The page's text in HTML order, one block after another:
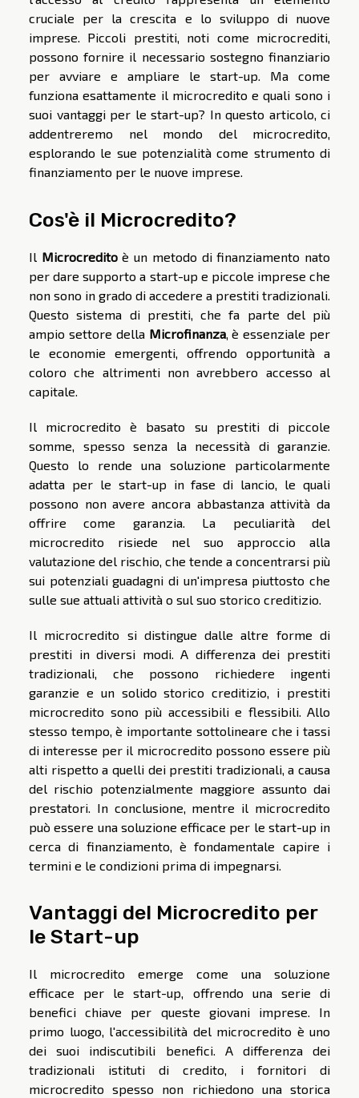
cruciale per la crescita e lo sviluppo di nuove
imprese. Piccoli prestiti, noti come microcrediti,
possono fornire il necessario sostegno finanziario
per avviare e ampliare le start-up. Ma come
funziona esattamente il microcredito e quali sono i
suoi vantaggi per le start-up? In questo articolo, ci
addentreremo nel mondo del microcredito,
esplorando le sue potenzialità come strumento di
finanziamento per le nuove imprese.
Cos'è il Microcredito?
Il Microcreditoè un metodo di finanziamento nato
per dare supporto a start-up e piccole imprese che
non sono in grado di accedere a prestiti tradizionali.
Questo sistema di prestiti, che fa parte del più
ampio settore della Microfinanza, è essenziale per
le economie emergenti, offrendo opportunità a
coloro che altrimenti non avrebbero accesso al
capitale.
Il microcredito è basato su prestiti di piccole
somme, spesso senza la necessità di garanzie.
Questo lo rende una soluzione particolarmente
adatta per le start-up in fase di lancio, le quali
possono non avere ancora abbastanza attività da
offrire come garanzia. La peculiarità del
microcredito risiede nel suo approccio alla
valutazione del rischio, che tende a concentrarsi più
sui potenziali guadagni di un'impresa piuttosto che
sulle sue attuali attività o sul suo storico creditizio.
Il microcredito si distingue dalle altre forme di
prestiti in diversi modi. A differenza dei prestiti
tradizionali, che possono richiedere ingenti
garanzie e un solido storico creditizio, i prestiti
microcredito sono più accessibili e flessibili. Allo
stesso tempo, è importante sottolineare che i tassi
di interesse per il microcredito possono essere più
alti rispetto a quelli dei prestiti tradizionali, a causa
del rischio potenzialmente maggiore assunto dai
prestatori. In conclusione, mentre il microcredito
può essere una soluzione efficace per le start-up in
cerca di finanziamento, è fondamentale capire i
termini e le condizioni prima di impegnarsi.
Vantaggi del Microcredito per
le Start-up
Il microcredito emerge come una soluzione
efficace per le start-up, offrendo una serie di
benefici chiave per queste giovani imprese. In
primo luogo, l'accessibilità del microcredito è uno
dei suoi indiscutibili benefici. A differenza dei
tradizionali istituti di credito, i fornitori di
microcredito spesso non richiedono una storica